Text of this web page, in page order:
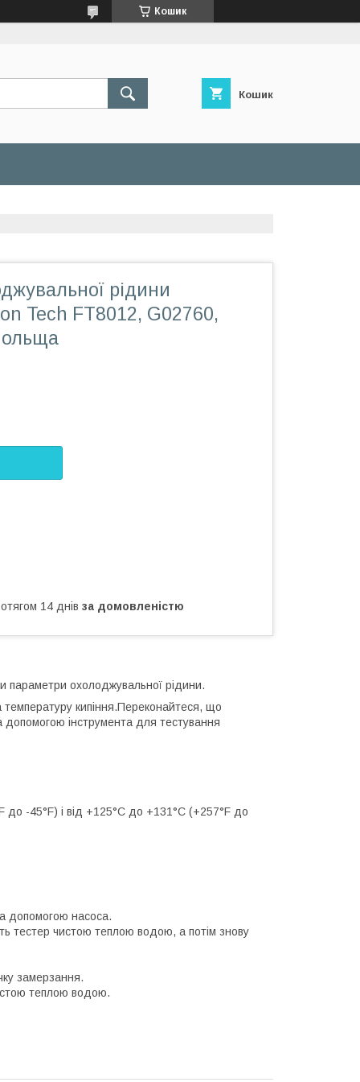
Кошик
Кошик
рідини
Tech FT8012, G02760,
14 днів за домовленістю
параметри охолоджувальної рідини.
кипіння.Переконайтеся, що
допомогою інструмента для тестування
до -45°F) і від +125°C до +131°C (+257°F до
допомогою насоса.
тестер чистою теплою водою, а потім знову
замерзання.
теплою водою.